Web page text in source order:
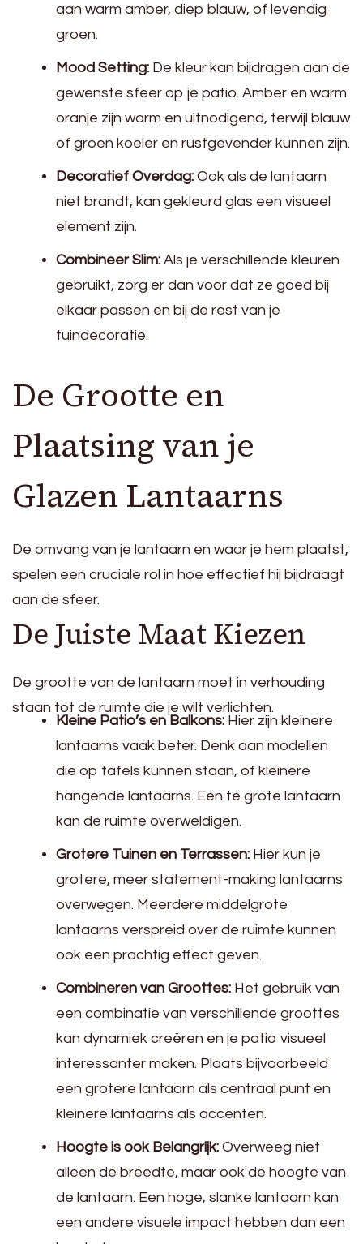
aan warm amber, diep blauw, of levendig
groen.
Mood Setting: De kleur kan bijdragen aan de
gewenste sfeer op je patio. Amber en warm
oranje zijn warm en uitnodigend, terwijl blauw
of groen koeler en rustgevender kunnen zijn.
Decoratief Overdag: Ook als de lantaarn
niet brandt, kan gekleurd glas een visueel
element zijn.
Combineer Slim: Als je verschillende kleuren
gebruikt, zorg er dan voor dat ze goed bij
elkaar passen en bij de rest van je
tuindecoratie.
De Grootte en
Plaatsing van je
Glazen Lantaarns
De omvang van je lantaarn en waar je hem plaatst,
spelen een cruciale rol in hoe effectief hij bijdraagt
aan de sfeer.
De Juiste Maat Kiezen
De grootte van de lantaarn moet in verhouding
staan tot de ruimte die je wilt verlichten.
Kleine Patio’s en Balkons: Hier zijn kleinere
lantaarns vaak beter. Denk aan modellen
die op tafels kunnen staan, of kleinere
hangende lantaarns. Een te grote lantaarn
kan de ruimte overweldigen.
Grotere Tuinen en Terrassen: Hier kun je
grotere, meer statement-making lantaarns
overwegen. Meerdere middelgrote
lantaarns verspreid over de ruimte kunnen
ook een prachtig effect geven.
Combineren van Groottes: Het gebruik van
een combinatie van verschillende groottes
kan dynamiek creëren en je patio visueel
interessanter maken. Plaats bijvoorbeeld
een grotere lantaarn als centraal punt en
kleinere lantaarns als accenten.
Hoogte is ook Belangrijk: Overweeg niet
alleen de breedte, maar ook de hoogte van
de lantaarn. Een hoge, slanke lantaarn kan
een andere visuele impact hebben dan een